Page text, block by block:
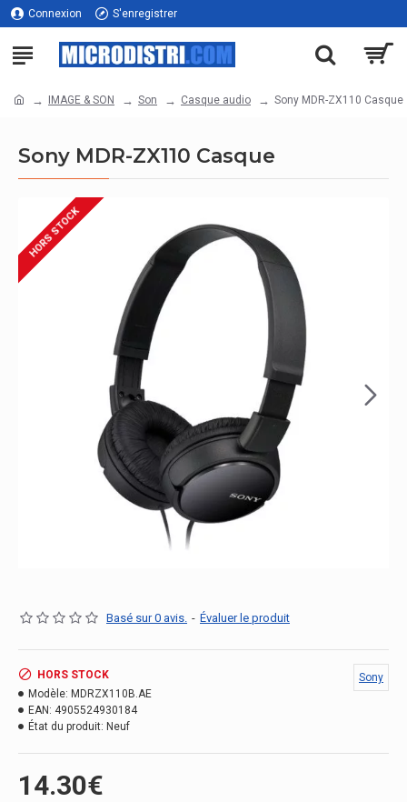
Connexion S'enregistrer
IMAGE & SON Son Casque audio Sony MDR-ZX110 Casque
Sony MDR-ZX110 Casque
HORS STOCK
Basé sur 0 avis. - Évaluer le produit
14.30€
HORS STOCK
Modèle: MDRZX110B.AE
EAN: 4905524930184
État du produit: Neuf
Sony